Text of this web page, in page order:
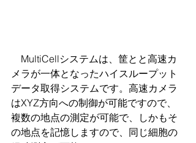
MultiCellシステムは、筐とと高速カ
メラが一体となったハイスループット
データ取得システムです。高速カメラ
はXYZ方向への制御が可能ですので、
複数の地点の測定が可能で、しかもそ
の地点を記憶しますので、同じ細胞の